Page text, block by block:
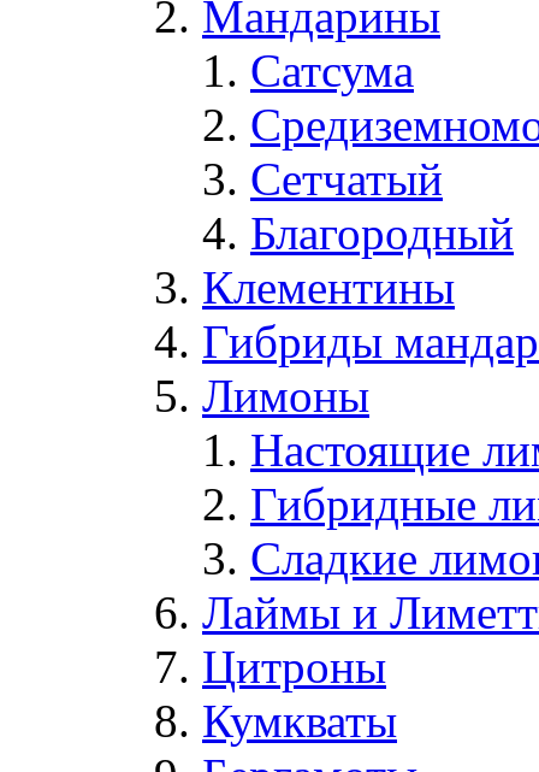
Мандарины
Сатсума
Сетчатый
Благородный
Клементины
Гибриды
Лимоны
Настоящие
Гибридные
Сладкие
Лаймы и
Цитроны
Кумкваты